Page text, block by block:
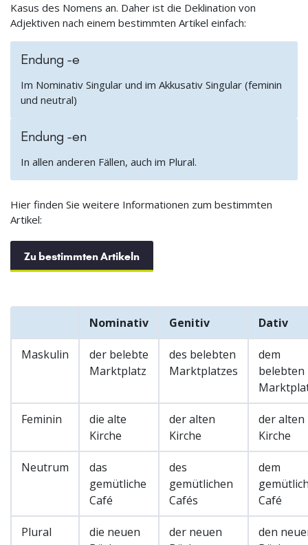
Kasus des Nomens an. Daher ist die Deklination von
Adjektiven nach einem bestimmten Artikel einfach:
Endung -e
Im Nominativ Singular und im Akkusativ Singular (feminin
und neutral)
Endung -en
In allen anderen Fällen, auch im Plural.
Hier finden Sie weitere Informationen zum bestimmten
Artikel:
Zu bestimmten Artikeln
Nominativ Genitiv Dativ
Maskulin
der belebte
Marktplatz
des belebten
Marktplatzes
dem
belebten
Feminin
die alte
Kirche
der alten
Kirche
der alten
Kirche
Neutrum
das
gemütliche
Café
des
gemütlichen
Cafés
dem
Café
Plural
die neuen
der neuen
den